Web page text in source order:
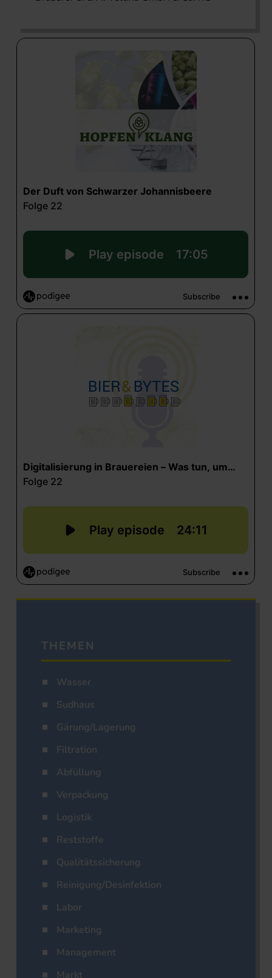
THEMEN
Wasser
Sudhaus
Gärung/Lagerung
Filtration
Abfüllung
Verpackung
Logistik
Reststoffe
Qualitätssicherung
Reinigung/Desinfektion
Labor
Marketing
Management
Markt